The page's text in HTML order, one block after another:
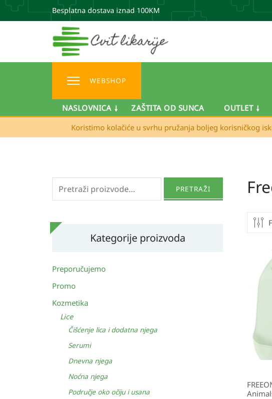
Besplatna dostava iznad 100KM
WEBSHOP
NASLOVNICA ZAŠTITA OD SUNCA OUTLET
Koristimo kolačiće u svrhu pružanja boljeg korisničkog
Pretraži: PRETRAŽI
Kategorije proizvoda
Preporučujemo
Promo
Kozmetika
Lice
Čišćenje lica i dodatna njega
Serumi
Dnevna njega
Noćna njega
Područje oko očiju i usana